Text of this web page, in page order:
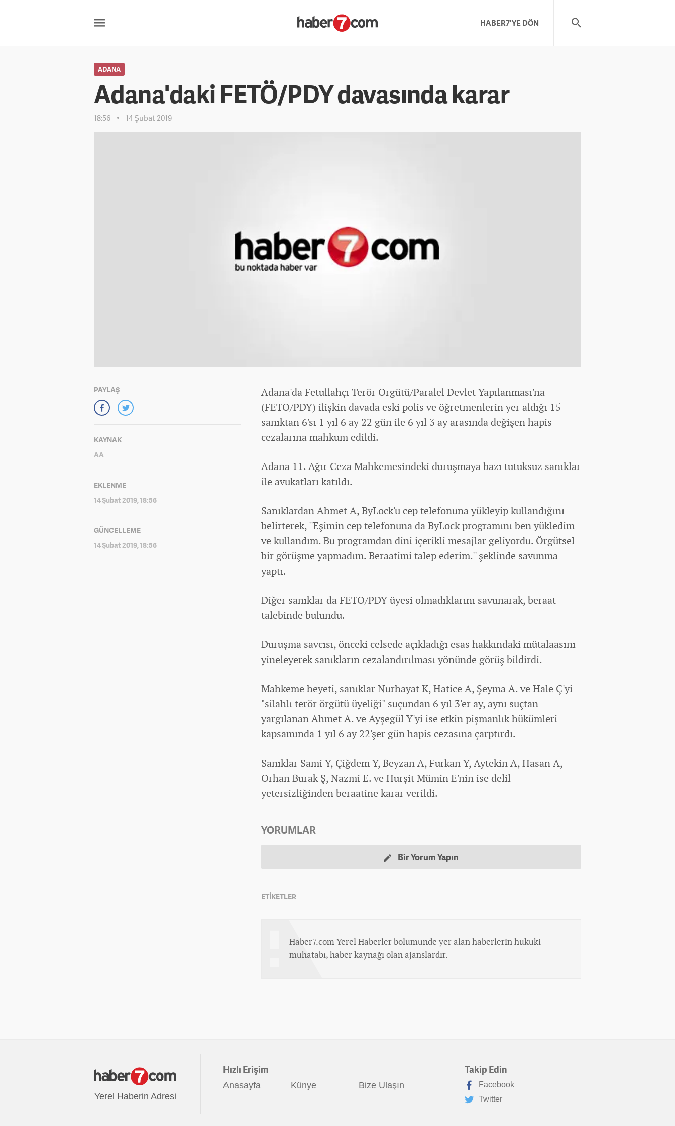
HABER7'YE DÖN
ADANA
Adana'daki FETÖ/PDY davasında karar
18:56 14 Şubat 2019
PAYLAŞ
KAYNAK
AA
EKLENME
14 Şubat 2019, 18:56
GÜNCELLEME
14 Şubat 2019, 18:56
Adana'da Fetullahçı Terör Örgütü/Paralel Devlet Yapılanması'na
(FETÖ/PDY) ilişkin davada eski polis ve öğretmenlerin yer aldığı 15
sanıktan 6'sı 1 yıl 6 ay 22 gün ile 6 yıl 3 ay arasında değişen hapis
cezalarına mahkum edildi.
Adana 11. Ağır Ceza Mahkemesindeki duruşmaya bazı tutuksuz sanıklar
ile avukatları katıldı.
Sanıklardan Ahmet A, ByLock'u cep telefonuna yükleyip kullandığını
belirterek, ''Eşimin cep telefonuna da ByLock programını ben yükledim
ve kullandım. Bu programdan dini içerikli mesajlar geliyordu. Örgütsel
bir görüşme yapmadım. Beraatimi talep ederim.'' şeklinde savunma
yaptı.
Diğer sanıklar da FETÖ/PDY üyesi olmadıklarını savunarak, beraat
talebinde bulundu.
Duruşma savcısı, önceki celsede açıkladığı esas hakkındaki mütalaasını
yineleyerek sanıkların cezalandırılması yönünde görüş bildirdi.
Mahkeme heyeti, sanıklar Nurhayat K, Hatice A, Şeyma A. ve Hale Ç'yi
"silahlı terör örgütü üyeliği" suçundan 6 yıl 3'er ay, aynı suçtan
yargılanan Ahmet A. ve Ayşegül Y'yi ise etkin pişmanlık hükümleri
kapsamında 1 yıl 6 ay 22'şer gün hapis cezasına çarptırdı.
Sanıklar Sami Y, Çiğdem Y, Beyzan A, Furkan Y, Aytekin A, Hasan A,
Orhan Burak Ş, Nazmi E. ve Hurşit Mümin E'nin ise delil
yetersizliğinden beraatine karar verildi.
YORUMLAR
Bir Yorum Yapın
ETİKETLER
Haber7.com Yerel Haberler bölümünde yer alan haberlerin hukuki
muhatabı, haber kaynağı olan ajanslardır.
Yerel Haberin Adresi
Hızlı Erişim
Anasayfa Künye Bize Ulaşın
Takip Edin
Facebook
Twitter